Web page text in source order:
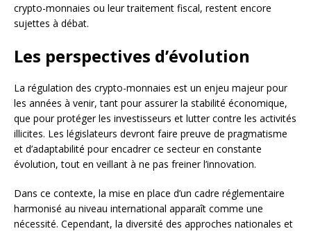
crypto-monnaies ou leur traitement fiscal, restent encore
sujettes à débat.
Les perspectives d’évolution
La régulation des crypto-monnaies est un enjeu majeur pour
les années à venir, tant pour assurer la stabilité économique,
que pour protéger les investisseurs et lutter contre les activités
illicites. Les législateurs devront faire preuve de pragmatisme
et d’adaptabilité pour encadrer ce secteur en constante
évolution, tout en veillant à ne pas freiner l’innovation.
Dans ce contexte, la mise en place d’un cadre réglementaire
harmonisé au niveau international apparaît comme une
nécessité. Cependant, la diversité des approches nationales et